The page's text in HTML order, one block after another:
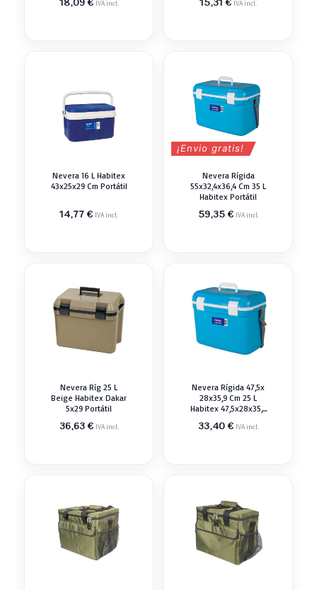
IVA incl. IVA incl.
Nevera 16 L Habitex
43x25x29 Cm Portátil
14,77€ IVA incl.
¡Envio gratis!
Nevera Rígida
55x32,4x36,4 Cm 35 L
Habitex Portátil
59,35€ IVA incl.
Nevera Ríg 25 L
Beige Habitex Dakar
5x29 Portátil
36,63€ IVA incl.
Nevera Rígida 47,5x
28x35,9 Cm 25 L
Habitex 47,5x28x35,9
33,40€ IVA incl.